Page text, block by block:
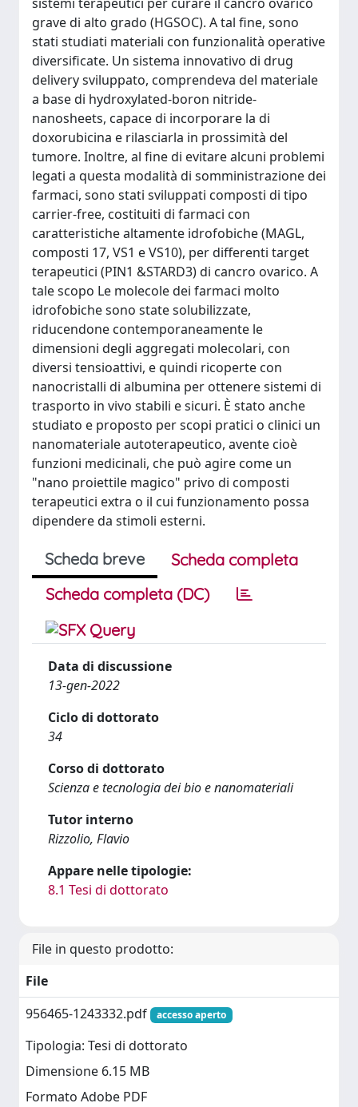
grave di alto grado (HGSOC). A tal fine, sono
stati studiati materiali con funzionalità operative
diversificate. Un sistema innovativo di drug
delivery sviluppato, comprendeva del materiale
a base di hydroxylated-boron nitride-
nanosheets, capace di incorporare la di
doxorubicina e rilasciarla in prossimità del
tumore. Inoltre, al fine di evitare alcuni problemi
legati a questa modalità di somministrazione dei
farmaci, sono stati sviluppati composti di tipo
carrier-free, costituiti di farmaci con
caratteristiche altamente idrofobiche (MAGL,
composti 17, VS1 e VS10), per differenti target
terapeutici (PIN1 &STARD3) di cancro ovarico. A
tale scopo Le molecole dei farmaci molto
idrofobiche sono state solubilizzate,
riducendone contemporaneamente le
dimensioni degli aggregati molecolari, con
diversi tensioattivi, e quindi ricoperte con
nanocristalli di albumina per ottenere sistemi di
trasporto in vivo stabili e sicuri. È stato anche
studiato e proposto per scopi pratici o clinici un
nanomateriale autoterapeutico, avente cioè
funzioni medicinali, che può agire come un
"nano proiettile magico" privo di composti
terapeutici extra o il cui funzionamento possa
dipendere da stimoli esterni.
Scheda breve
Scheda completa
Scheda completa (DC)
Data di discussione
13-gen-2022
Ciclo di dottorato
34
Corso di dottorato
Scienza e tecnologia dei bio e nanomateriali
Tutor interno
Rizzolio, Flavio
Appare nelle tipologie:
8.1 Tesi di dottorato
File in questo prodotto:
File
956465-1243332.pdf
accesso aperto
Tipologia: Tesi di dottorato
Dimensione 6.15 MB
Formato Adobe PDF